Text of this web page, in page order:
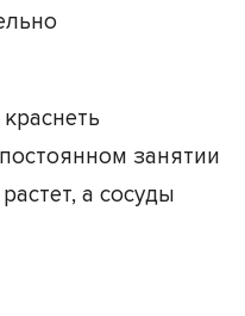
занятии
а сосуды